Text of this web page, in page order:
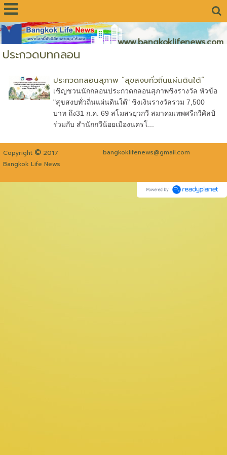
www.bangkoklifenews.com
ประกวดบทกลอน
ประกวดกลอนสุภาพ “สุขสงบทั่วถิ่นแผ่นดินใต้”
เชิญชวนนักกลอนประกวดกลอนสุภาพชิงรางวัล หัวข้อ
"สุขสงบทั่วถิ่นแผ่นดินใต้" ชิงเงินรางวัลรวม 7,500
บาท ถึง31 ก.ค. 69 สโมสรยุวกวี สมาคมเทพศรีกวีศิลป์
ร่วมกับ สำนักกวีน้อยเมืองนครโ...
Copyright © 2017
bangkoklifenews@gmail.com
Bangkok Life News